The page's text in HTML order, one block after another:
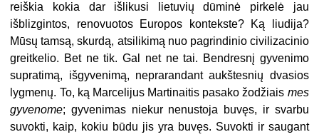
reiškia kokia dar išlikusi lietuvių dūminė pirkelė jau
išblizgintos, renovuotos Europos kontekste? Ką liudija?
Mūsų tamsą, skurdą, atsilikimą nuo pagrindinio civilizacinio
greitkelio. Bet ne tik. Gal net ne tai. Bendresnį gyvenimo
supratimą, išgyvenimą, neprarandant aukštesnių dvasios
lygmenų. To, ką Marcelijus Martinaitis pasako žodžiais mes
gyvenome; gyvenimas niekur nenustoja buvęs, ir svarbu
suvokti, kaip, kokiu būdu jis yra buvęs. Suvokti ir saugant